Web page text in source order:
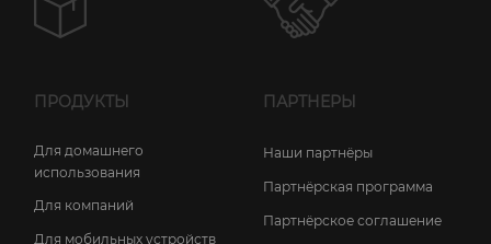
ПРОДУКТЫ
Для домашнего
использования
Для компаний
Для мобильных устройств
ПАРТНЕРЫ
Наши партнёры
Партнёрская программа
Партнёрское соглашение